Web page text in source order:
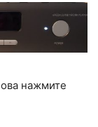
нажмите